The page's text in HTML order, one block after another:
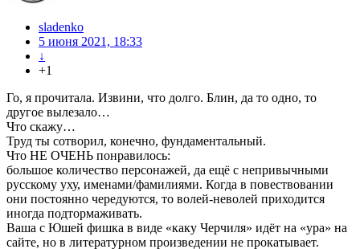
sladenko
5 июня 2021, 18:33
↓
+1
Го, я прочитала. Извини, что долго. Блин, да то одно, то
другое вылезало…
Что скажу…
Труд ты сотворил, конечно, фундаментальный.
Что НЕ ОЧЕНЬ понравилось:
большое количество персонажей, да ещё с непривычными
русскому уху, именами/фамилиями. Когда в повествовании
они постоянно чередуются, то волей-неволей приходится
иногда подтормаживать.
Ваша с Юшей фишка в виде «каку Черчиля» идёт на «ура» на
сайте, но в литературном произведении не прокатывает.